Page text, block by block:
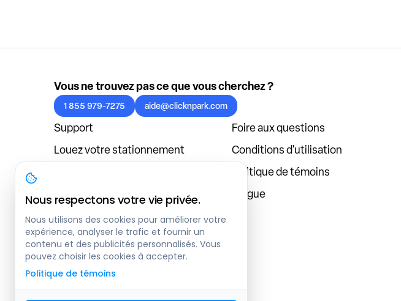
Vous ne trouvez pas ce que vous cherchez ?
1 855 979-7275 aide@clicknpark.com
Support
Foire aux questions
Louez votre stationnement
Conditions d'utilisation
Politique de témoins
À propos
Blogue
Connexion au tableau de bord
Nous respectons votre vie privée.
Nous utilisons des cookies pour améliorer votre
expérience, analyser le trafic et fournir un
contenu et des publicités personnalisés. Vous
pouvez choisir les cookies à accepter.
Politique de témoins